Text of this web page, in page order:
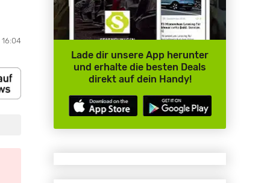
Lade dir unsere App herunter
und erhalte die besten Deals
direkt auf dein Handy!